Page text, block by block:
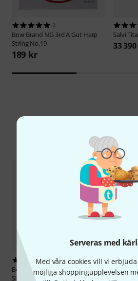
Serveras med
Med våra cookies vill vi
möjliga shoppingupplevelsen
2
Bow Brand NG 3rd A Gut Harp
String No.19
189 kr
Salvi
33
Jämför
2
Bow BrandTitan Complete
Silkgut
Bow
5th D